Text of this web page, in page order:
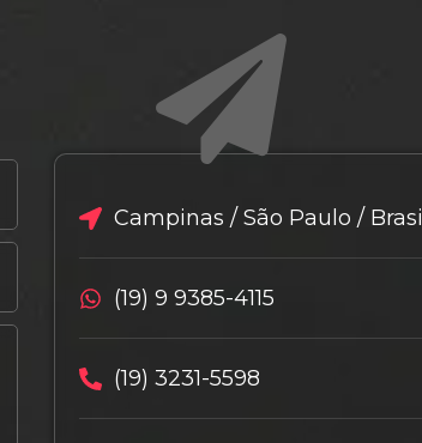
Campinas / São Paulo / Brasil
(19) 9 9385-4115
(19) 3231-5598